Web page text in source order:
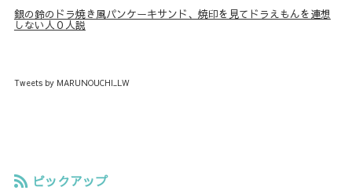
銀の鈴のドラ焼き風パンケーキサンド、焼印を見てドラえもんを連想
しない人０人説
Tweets by MARUNOUCHI_LW
ピックアップ